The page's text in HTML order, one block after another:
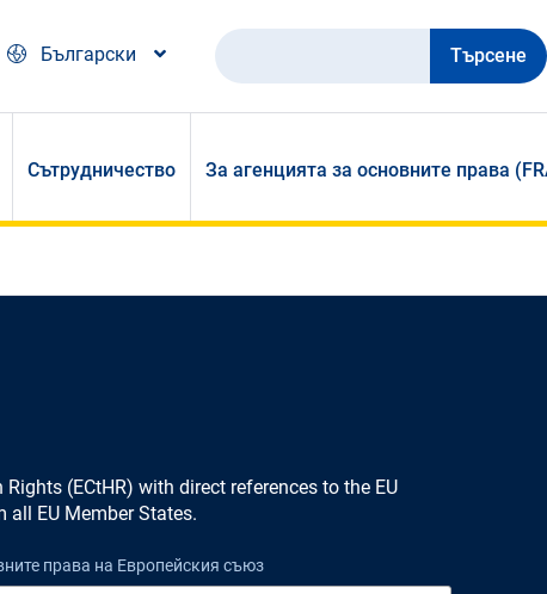
Български
Търсене
Сътрудничество За агенцията за основните права
(ECtHR) with direct references to the EU
EU Member States.
права на Европейския съюз